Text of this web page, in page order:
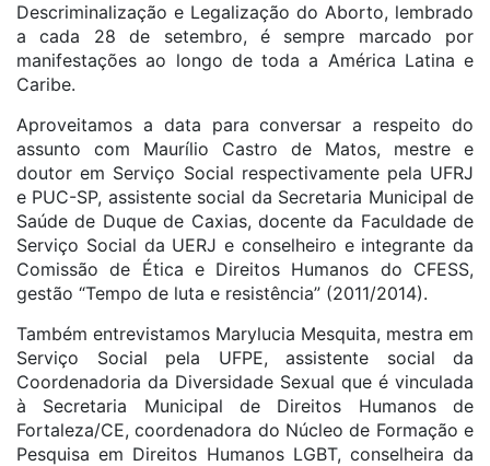
Descriminalização e Legalização do Aborto, lembrado
a cada 28 de setembro, é sempre marcado por
manifestações ao longo de toda a América Latina e
Caribe.
Aproveitamos a data para conversar a respeito do
assunto com Maurílio Castro de Matos, mestre e
doutor em Serviço Social respectivamente pela UFRJ
e PUC-SP, assistente social da Secretaria Municipal de
Saúde de Duque de Caxias, docente da Faculdade de
Serviço Social da UERJ e conselheiro e integrante da
Comissão de Ética e Direitos Humanos do CFESS,
gestão “Tempo de luta e resistência” (2011/2014).
Também entrevistamos Marylucia Mesquita, mestra em
Serviço Social pela UFPE, assistente social da
Coordenadoria da Diversidade Sexual que é vinculada
à Secretaria Municipal de Direitos Humanos de
Fortaleza/CE, coordenadora do Núcleo de Formação e
Pesquisa em Direitos Humanos LGBT, conselheira da